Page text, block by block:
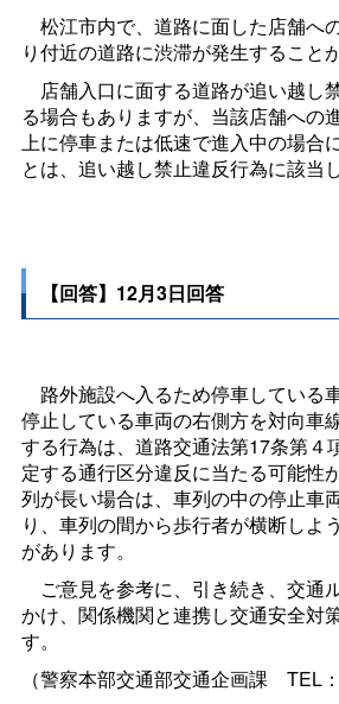
松江市内で、道路に面した店舗へ
り付近の道路に渋滞が発生すること
店舗入口に面する道路が追い越し
る場合もありますが、当該店舗への
上に停車または低速で進入中の場合
とは、追い越し禁止違反行為に該当
【回答】12月3日回答
路外施設へ入るため停車している
停止している車両の右側方を対向車
する行為は、道路交通法第17条第４
定する通行区分違反に当たる可能性
列が長い場合は、車列の中の停止車
り、車列の間から歩行者が横断しよ
があります。
ご意見を参考に、引き続き、交通
かけ、関係機関と連携し交通安全対
す。
（警察本部交通部交通企画課 TEL